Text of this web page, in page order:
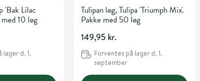
'Bak Lilac
10 løg
lager d. 1.
Tulipan løg, Tulipa 'Triumph Mix'.
Pakke med 50 løg
149,95 kr.
Forventes på lager d. 1.
september